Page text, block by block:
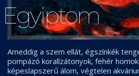
Egyiptom
Ameddig a szem ellát, égszínkék
pompázó korallzátonyok, fehér
képeslapszerű álom, végtelen